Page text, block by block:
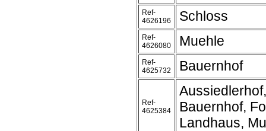
Ref-
4626196
Schloss
Ref-
4626080
Muehle
Ref-
4625732
Bauernhof
Ref-
4625384
Bauernhof,
Landhaus,